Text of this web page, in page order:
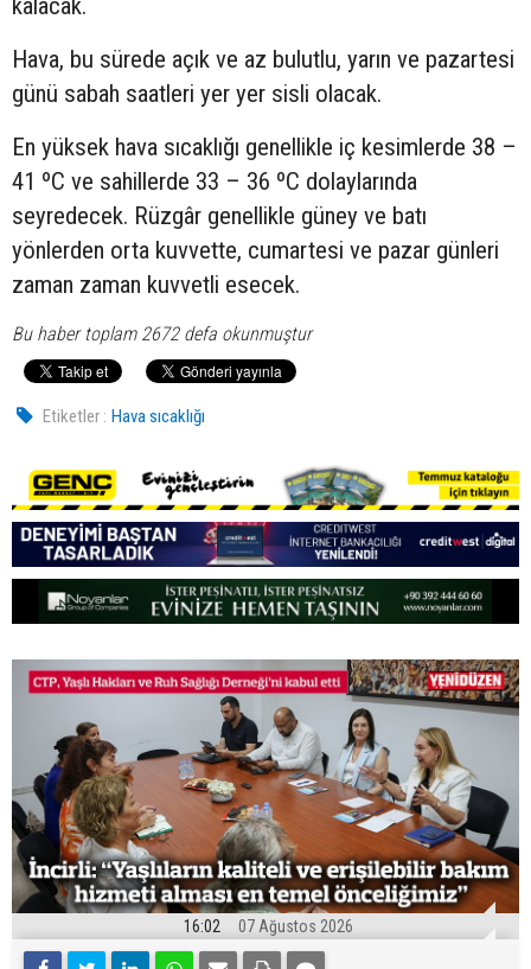
kalacak.
Hava, bu sürede açık ve az bulutlu, yarın ve pazartesi
günü sabah saatleri yer yer sisli olacak.
En yüksek hava sıcaklığı genellikle iç kesimlerde 38 –
41 ºC ve sahillerde 33 – 36 ºC dolaylarında
seyredecek. Rüzgâr genellikle güney ve batı
yönlerden orta kuvvette, cumartesi ve pazar günleri
zaman zaman kuvvetli esecek.
Bu haber toplam 2672 defa okunmuştur
Etiketler : Hava sıcaklığı
16:02 07 Ağustos 2026